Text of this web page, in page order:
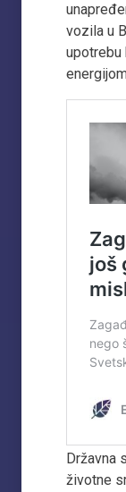
vozila u
upotrebu
Državna
životne